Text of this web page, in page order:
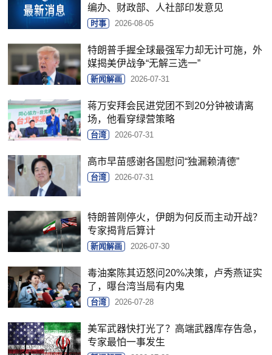
编办、财政部、人社部印发意见
时事 2026-08-05
特朗普手握全球最强军力却无计可施，外
媒揭美伊战争“无解三选一”
新闻解画 2026-07-31
蒋万安拜会民进党团不到20分钟被请离
场，他看穿绿营策略
台湾 2026-07-31
高市早苗感谢各国慰问“独漏赖清德”
台湾 2026-07-31
特朗普刚停火，伊朗为何反而主动开战？
专家揭背后算计
新闻解画 2026-07-30
毒油案陈其迈怒问20%决策，卢秀燕证实
了，曝台湾当局有内鬼
台湾 2026-07-28
美军武器快打光了？高端武器库存告急，
专家最怕一事发生